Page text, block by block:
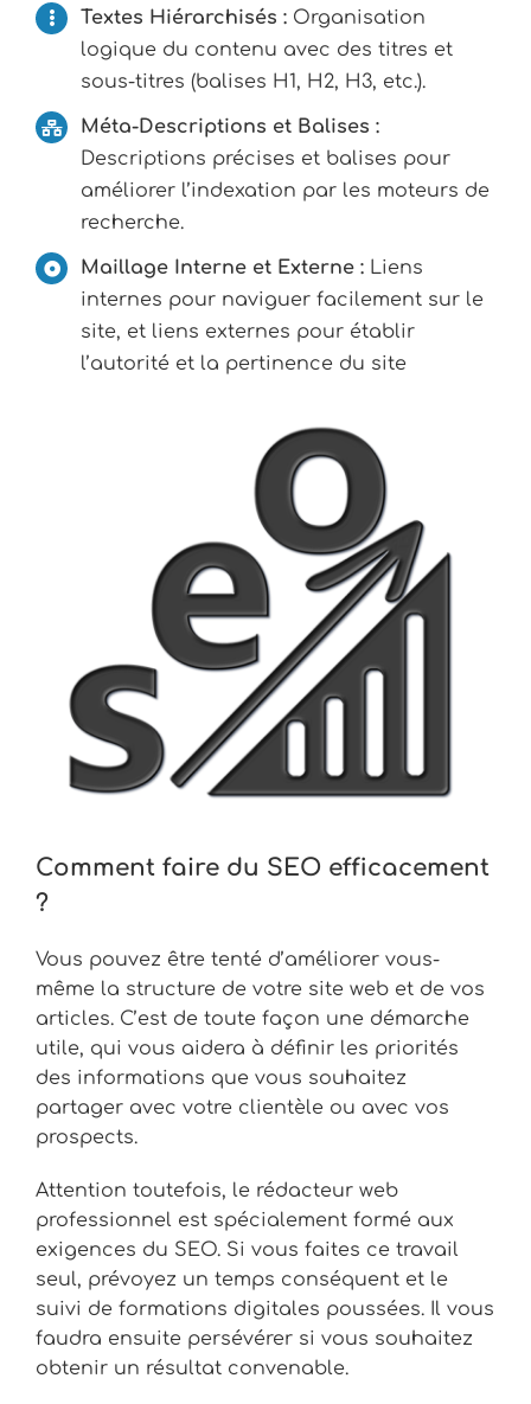
Textes Hiérarchisés : Organisation
logique du contenu avec des titres et
sous-titres (balises H1, H2, H3, etc.).
Méta-Descriptions et Balises :
Descriptions précises et balises pour
améliorer l’indexation par les moteurs de
recherche.
Maillage Interne et Externe : Liens
internes pour naviguer facilement sur le
site, et liens externes pour établir
l’autorité et la pertinence du site
Comment faire du SEO efficacement
?
Vous pouvez être tenté d’améliorer vous-
même la structure de votre site web et de vos
articles. C’est de toute façon une démarche
utile, qui vous aidera à définir les priorités
des informations que vous souhaitez
partager avec votre clientèle ou avec vos
prospects.
Attention toutefois, le rédacteur web
professionnel est spécialement formé aux
exigences du SEO. Si vous faites ce travail
seul, prévoyez un temps conséquent et le
suivi de formations digitales poussées. Il vous
faudra ensuite persévérer si vous souhaitez
obtenir un résultat convenable.